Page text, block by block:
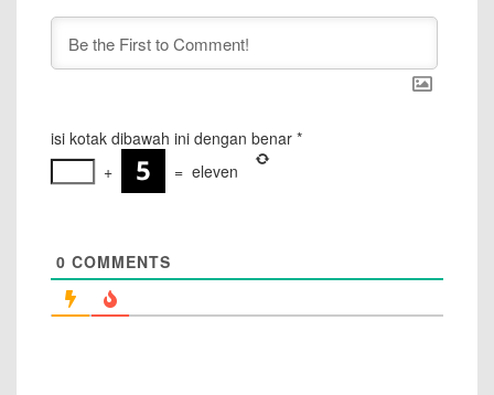
isi kotak dibawah ini dengan benar *
+
= eleven
0 COMMENTS